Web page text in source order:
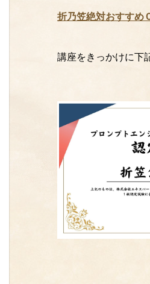
折乃笠絶対おすすめ
講座をきっかけに下